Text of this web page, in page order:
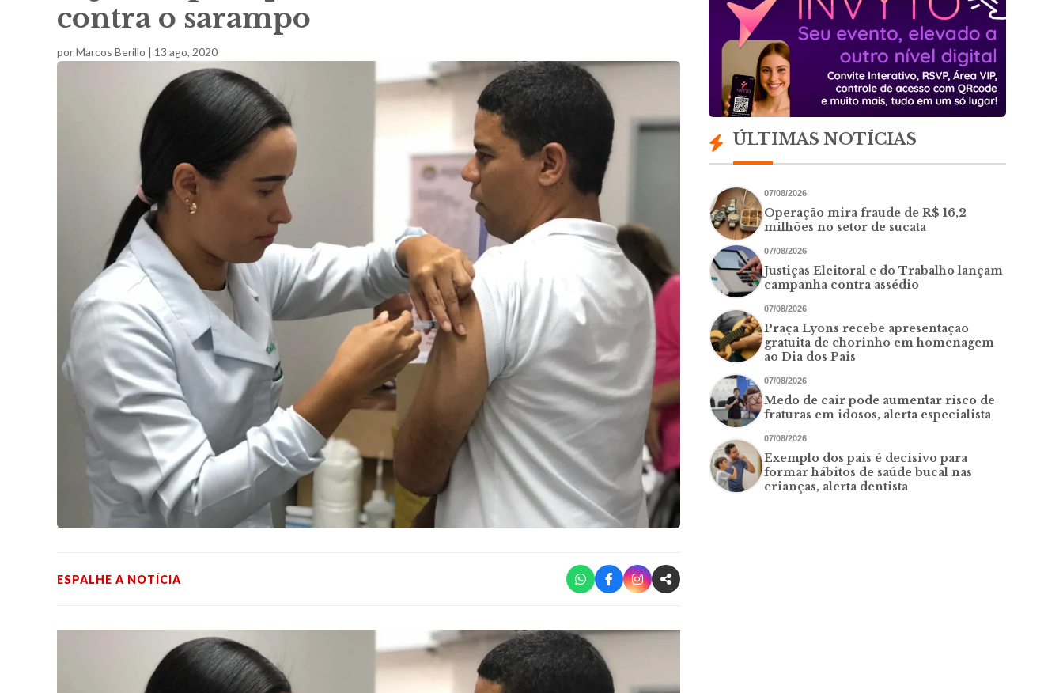
contra o sarampo
porMarcos Berillo 13 ago, 2020
ESPALHE A NOTÍCIA
ÚLTIMAS NOTÍCIAS
07/08/2026
Operação mira fraude de R$ 16,2
milhões no setor de sucata
07/08/2026
Justiças Eleitoral e do Trabalho lançam
campanha contra assédio
07/08/2026
Praça Lyons recebe apresentação
gratuita de chorinho em homenagem
ao Dia dos Pais
07/08/2026
Medo de cair pode aumentar risco de
fraturas em idosos, alerta especialista
07/08/2026
Exemplo dos pais é decisivo para
formar hábitos de saúde bucal nas
crianças, alerta dentista